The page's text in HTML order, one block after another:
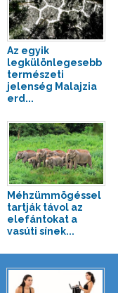
Az egyik
legkülönlegesebb
természeti
jelenség Malajzia
erd...
Méhzümmögéssel
tartják távol az
elefántokat a
vasúti sínek...